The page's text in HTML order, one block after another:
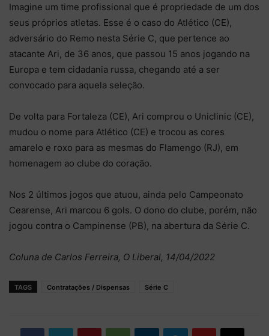
Imagine um time profissional que é propriedade de um dos
seus próprios atletas. Esse é o caso do Atlético (CE),
adversário do Remo nesta Série C, que pertence ao
atacante Ari, de 36 anos, que passou 15 anos jogando na
Europa e tem cidadania russa, chegando até a ser
convocado para aquela seleção.
De volta para Fortaleza (CE), Ari comprou o Uniclinic (CE),
mudou o nome para Atlético (CE) e trocou as cores
amarelo e roxo para as mesmas do Flamengo (RJ), em
homenagem ao clube do coração.
Nos 2 últimos jogos que atuou, ainda pelo Campeonato
Cearense, Ari marcou 6 gols. O dono do clube, porém, não
jogou contra o Campinense (PB), na abertura da Série C.
Coluna de Carlos Ferreira, O Liberal, 14/04/2022
TAGS Contratações / Dispensas Série C